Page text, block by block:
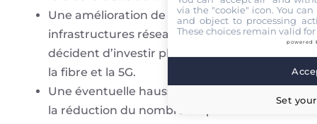
Une amélioration de certaines
infrastructures réseaux si les repreneurs
décident d’investir plus massivement dans
la fibre et la 5G.
Une éventuelle hausse des tarifs du fait de
la réduction du nombre d’opérateurs et
via the "cookie" icon. You
and object to processing
These choices remain valid
powered
Set